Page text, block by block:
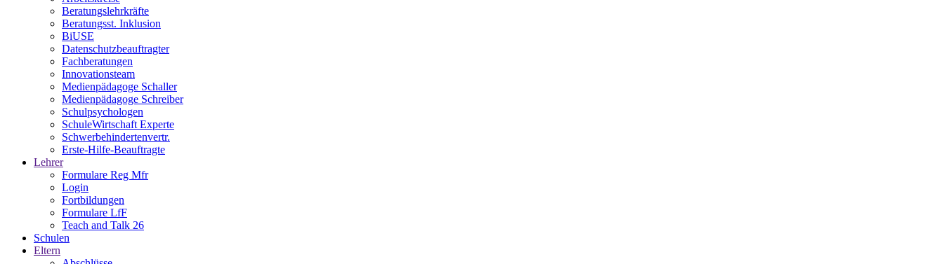
Beratungslehrkräfte
Beratungsst. Inklusion
BiUSE
Datenschutzbeauftragter
Fachberatungen
Innovationsteam
Medienpädagoge Schaller
Medienpädagoge Schreiber
Schulpsychologen
SchuleWirtschaft Experte
Schwerbehindertenvertr.
Erste-Hilfe-Beauftragte
Lehrer
Formulare Reg Mfr
Login
Fortbildungen
Formulare LfF
Teach and Talk 26
Schulen
Eltern